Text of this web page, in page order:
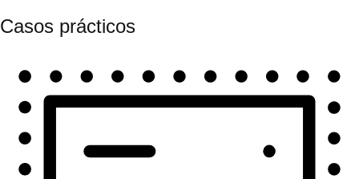
Casos prácticos